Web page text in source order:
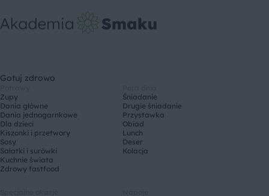
Gotuj zdrowo
Zupy
Dania główne
Dania jednogarnkowe
Dla dzieci
Kiszonki i przetwory
Sosy
Sałatki i surówki
Kuchnie świata
Zdrowy fastfood
Śniadanie
Drugie śniadanie
Przystawka
Obiad
Lunch
Deser
Kolacja